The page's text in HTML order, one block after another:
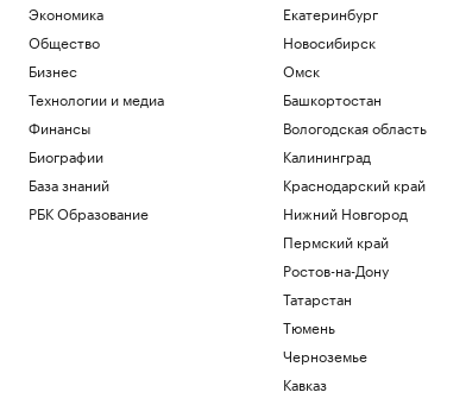
Экономика
Общество
Бизнес
Технологии и медиа
Финансы
Биографии
База знаний
РБК Образование
Екатеринбург
Новосибирск
Омск
Башкортостан
Вологодская область
Калининград
Краснодарский край
Нижний Новгород
Пермский край
Ростов-на-Дону
Татарстан
Тюмень
Черноземье
Кавказ